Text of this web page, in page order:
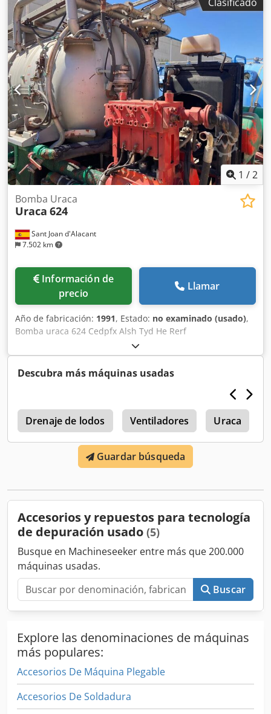
1 /2
Sant Joan d'Alacant
7.502 km
Bomba Uraca
Uraca 624
Información de
precio
Llamar
Año de fabricación: 1991, Estado: no examinado (usado),
Bomba uraca 624 Cedpfx Alsh Tyd He Rerf
Descubra más máquinas usadas
Drenaje de lodos Ventiladores Uraca
Guardar búsqueda
Accesorios y repuestos para tecnología
de depuración usado (5)
Busque en Machineseeker entre más que 200.000
máquinas usadas.
Buscar
Explore las denominaciones de máquinas
más populares:
Accesorios De Máquina Plegable
Accesorios De Soldadura